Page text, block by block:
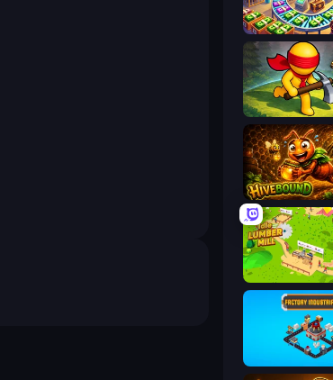
Stick Miner Idle
Hivebound
Idle Lumber Mill
Factory Industrial